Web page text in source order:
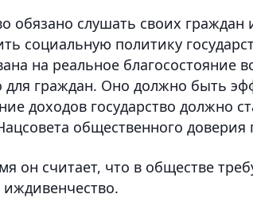
обязано слушать своих
социальную политику
на реальное благосостояние
для граждан. Оно должно быть
доходов государство должно
общественного
он считает, что в обществе
иждивенчество.